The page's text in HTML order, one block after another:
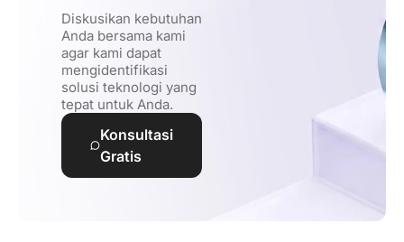
Diskusikan kebutuhan
Anda bersama kami
agar kami dapat
mengidentifikasi
solusi teknologi yang
tepat untuk Anda.
Konsultasi
Gratis